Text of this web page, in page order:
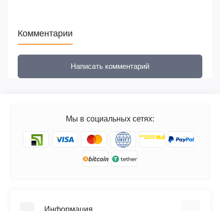
Комментарии
Написать комментарий
Мы в социальных сетях:
Информация